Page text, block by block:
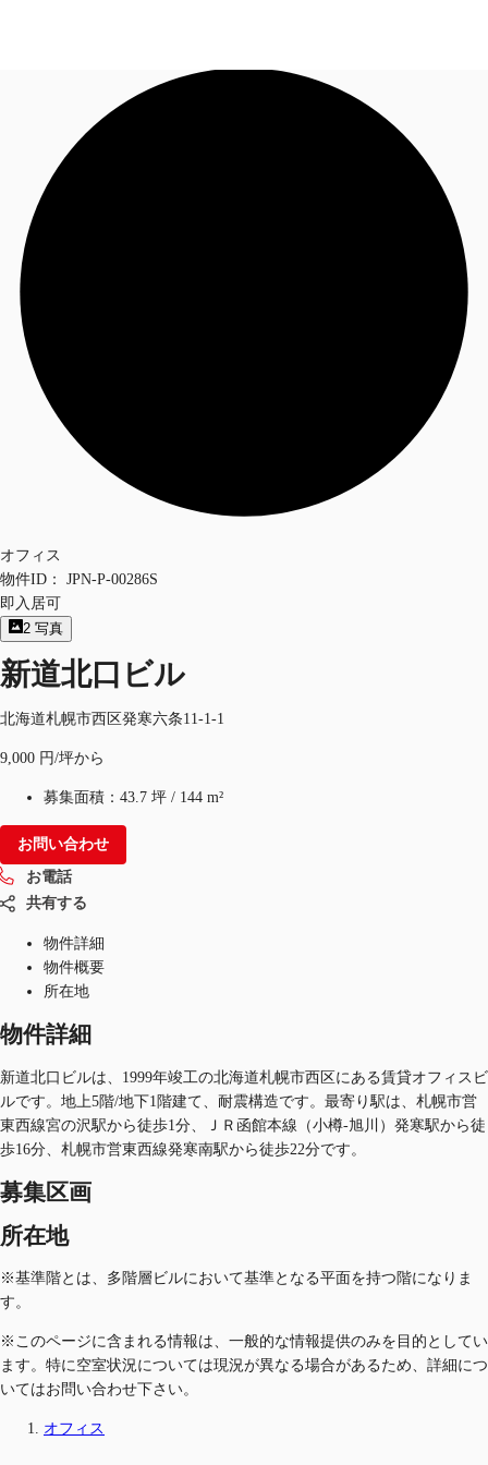
オフィス・事務所
倉庫・物流センター
お電話
オフィス
物件ID：
JPN-P-00286S
即入居可
2 写真
新道北口ビル
北海道札幌市西区発寒六条11-1-1
9,000 円/坪から
募集面積： 43.7 坪 / 144 m²
お問い合わせ
お電話
共有する
物件詳細
物件概要
所在地
物件詳細
新道北口ビルは、1999年竣工の北海道札幌市西区にある賃貸オフィスビ
ルです。地上5階/地下1階建て、耐震構造です。最寄り駅は、札幌市営
東西線宮の沢駅から徒歩1分、ＪＲ函館本線（小樽-旭川）発寒駅から徒
歩16分、札幌市営東西線発寒南駅から徒歩22分です。
募集区画
所在地
※基準階とは、多階層ビルにおいて基準となる平面を持つ階になりま
す。
※このページに含まれる情報は、一般的な情報提供のみを目的としてい
ます。特に空室状況については現況が異なる場合があるため、詳細につ
いてはお問い合わせ下さい。
オフィス